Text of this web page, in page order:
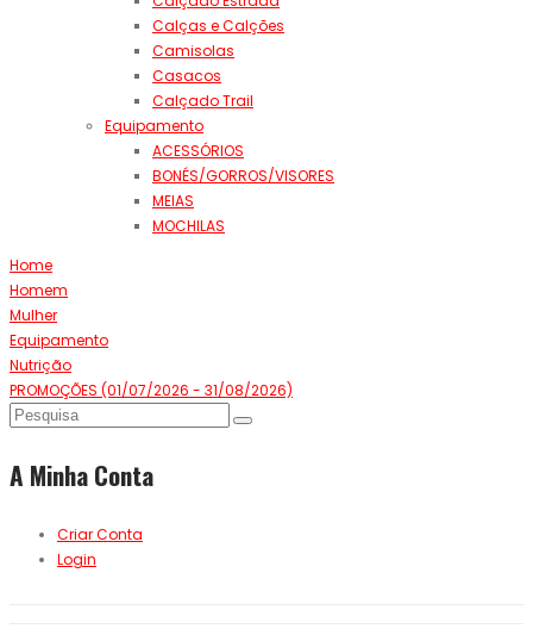
Calças e Calções
Camisolas
Casacos
Calçado Trail
Equipamento
ACESSÓRIOS
BONÉS/GORROS/VISORES
MEIAS
MOCHILAS
Home
Homem
Mulher
Equipamento
Nutrição
PROMOÇÕES (01/07/2026 - 31/08/2026)
A Minha Conta
Criar Conta
Login